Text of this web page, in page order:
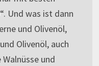
Und was ist dann
und Olivenöl,
Olivenöl, auch
und